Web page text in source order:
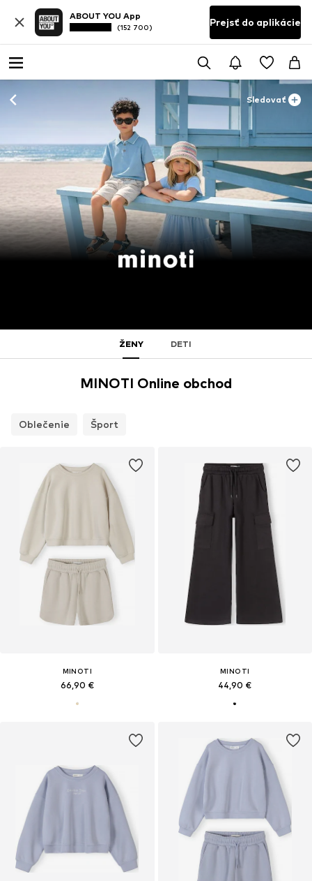
ABOUT YOU App
(152 700) Prejsť do aplikácie
Sledovať
ŽENY DETI
MINOTI Online obchod
Oblečenie Šport
MINOTI
66,90 €
MINOTI
44,90 €